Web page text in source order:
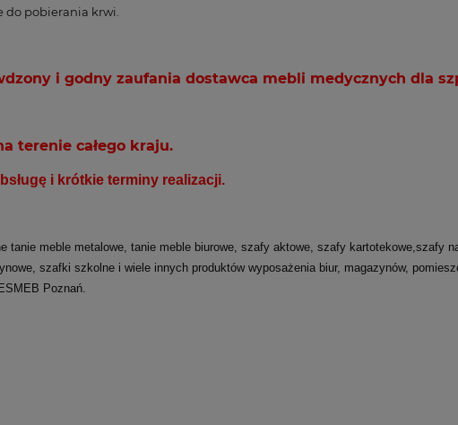
pobierania krwi.
i godny zaufania dostawca mebli medycznych dla
terenie całego kraju.
i krótkie terminy realizacji.
tanie meble metalowe, tanie meble biurowe, szafy aktowe, szafy kartotekowe,szafy
szafki szkolne i wiele innych produktów wyposażenia biur, magazynów,
Poznań.